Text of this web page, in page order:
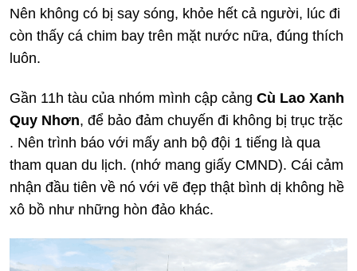
Nên không có bị say sóng, khỏe hết cả người, lúc đi
còn thấy cá chim bay trên mặt nước nữa, đúng thích
luôn.
Gần 11h tàu của nhóm mình cập cảng Cù Lao Xanh
Quy Nhơn, để bảo đảm chuyến đi không bị trục trặc
. Nên trình báo với mấy anh bộ đội 1 tiếng là qua
tham quan du lịch. (nhớ mang giấy CMND). Cái cảm
nhận đầu tiên về nó với vẽ đẹp thật bình dị không hề
xô bồ như những hòn đảo khác.